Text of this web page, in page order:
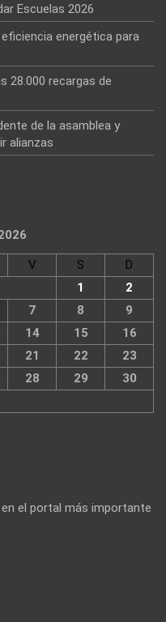
Escuelas 2026
energética para
28.000 recargas de
de la asamblea y
alianzas
V S
D
1
2
7 8
9
14 15
16
21 22
23
28 29
30
el portal más importante